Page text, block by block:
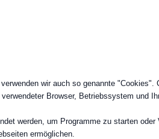
wir auch so genannte
Browser, Betriebssystem und
werden, um Programme zu starten
ermöglichen.